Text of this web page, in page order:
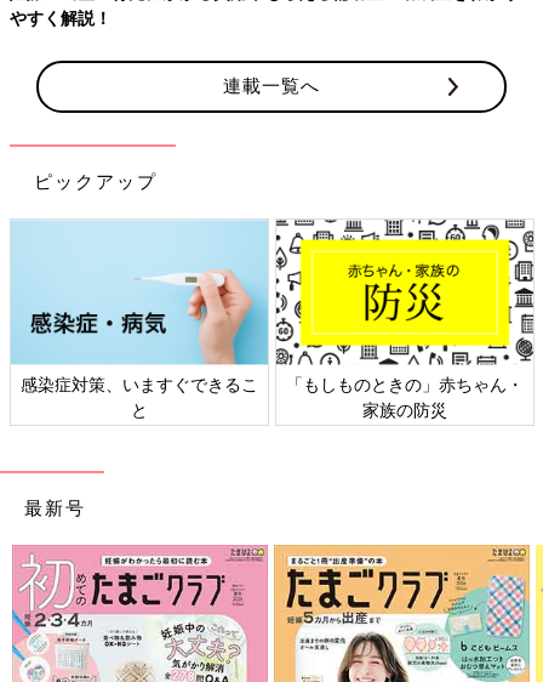
やすく解説！
連載一覧へ
ピックアップ
感染症対策、いますぐできるこ
と
「もしものときの」赤ちゃん・
家族の防災
最新号